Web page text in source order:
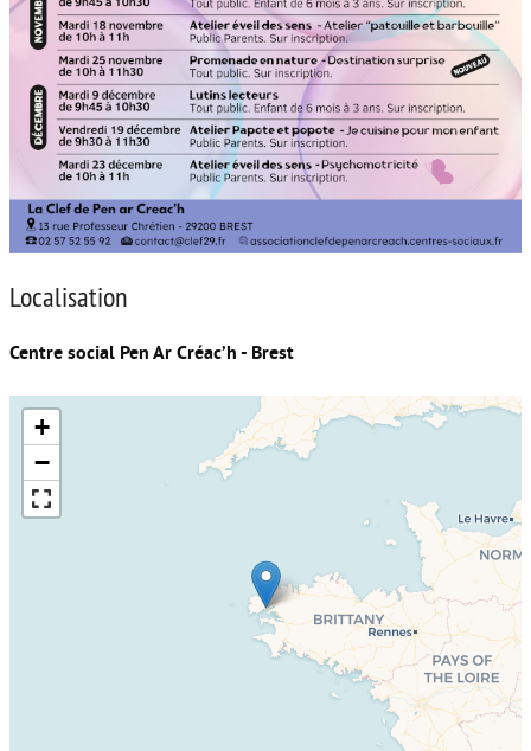
Localisation
Centre social Pen Ar Créac’h - Brest
+
−